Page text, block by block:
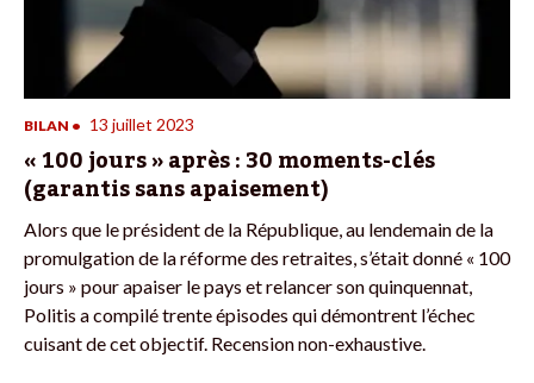
BILAN • 13 juillet 2023
« 100 jours » après : 30 moments-clés
(garantis sans apaisement)
Alors que le président de la République, au lendemain de la
promulgation de la réforme des retraites, s’était donné « 100
jours » pour apaiser le pays et relancer son quinquennat,
Politis a compilé trente épisodes qui démontrent l’échec
cuisant de cet objectif. Recension non-exhaustive.